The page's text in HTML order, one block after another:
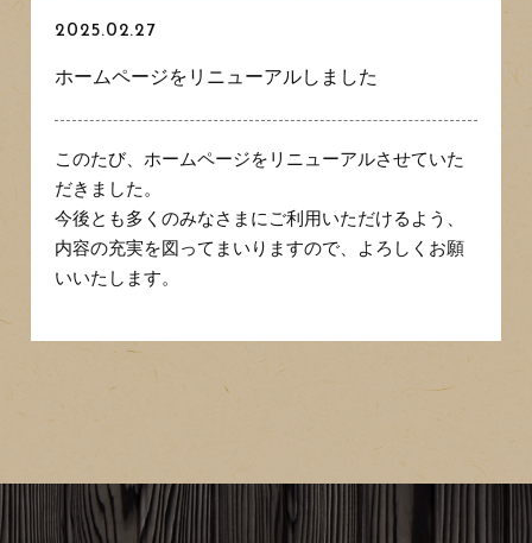
2025.02.27
ホームページをリニューアルしました
このたび、ホームページをリニューアルさせていた
だきました。
今後とも多くのみなさまにご利用いただけるよう、
内容の充実を図ってまいりますので、よろしくお願
いいたします。